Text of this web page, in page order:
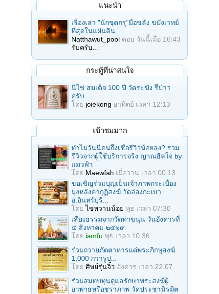
แนะนำ
เรื่องเล่า "นักขุดกรุ"มือขลัง ขมังเวทย์
ที่สุดในแผ่นดิน
Natthawut_pool ตอบ วันนี้เมื่อ 16:43
รับครับ…
กระทู้ที่น่าสนใจ
นี่ไช่ สมเด็จ 100 ปี วัดระฆัง รึป่าว
ครับ
โดย joiekong อาทิตย์ เวลา 12:13
เข้าชมมาก
ทำไมวันนี้คนถึงเชื่อรีวิวน้อยลง? รวม
รีวิวจากผู้ใช้บริการจริง ญาณฮีลใจ by
แมวฟ้า
โดย Maewfah เมื่อวาน เวลา 00:13
ขอเชิญร่วมบุญเป็นเจ้าภาพกระเบื้อง
มุงหลังคากุฏิสงฆ์ วัดล่องกะเบา
อ.อินทร์บุรี...
โดยไข่หวานน้อย พุธ เวลา 07:30
เสียงธรรมจากวัดท่าขนุน วันอังคารที่
๔ สิงหาคม ๒๕๖๙
โดย iamfu พุธ เวลา 10:36
ร่วมถวายภัตตาหารแด่พระภิกษุสงฆ์
1,000 กว่ารูป...
โดย ศิษย์รุ่นจิ๋ว อังคาร เวลา 22:07
ร่วมสมทบทุนดูแลรักษาพระสงฆ์ผู้
อาพาธหรือชราภาพ วัดประชานิรมิต